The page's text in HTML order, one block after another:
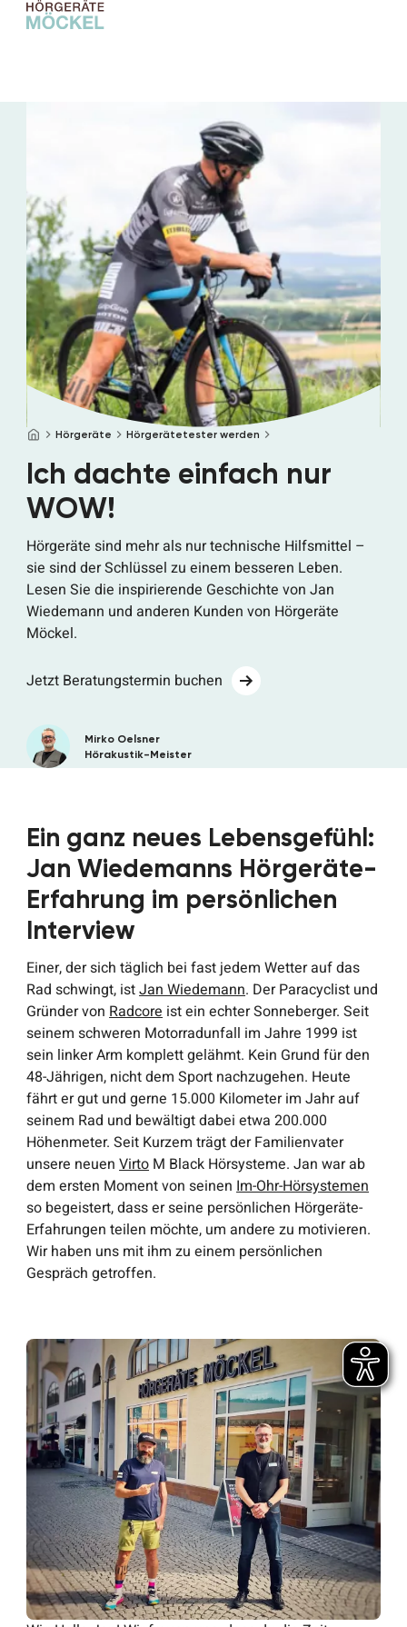
Online Hörtest
Termin vereinbaren
Startseite
Hörgeräte Hörgerätetester werden
Ich dachte einfach nur
WOW!
Hörgeräte sind mehr als nur technische Hilfsmittel –
sie sind der Schlüssel zu einem besseren Leben.
Lesen Sie die inspirierende Geschichte von Jan
Wiedemann und anderen Kunden von Hörgeräte
Möckel.
Jetzt Beratungstermin buchen
Mirko Oelsner
Hörakustik-Meister
Ein ganz neues Lebensgefühl:
Jan Wiedemanns Hörgeräte-
Erfahrung im persönlichen
Interview
Einer, der sich täglich bei fast jedem Wetter auf das
Rad schwingt, istJan Wiedemann. Der Paracyclist und
Gründer vonRadcore ist ein echter Sonneberger. Seit
seinem schweren Motorradunfall im Jahre 1999 ist
sein linker Arm komplett gelähmt. Kein Grund für den
48-Jährigen, nicht dem Sport nachzugehen. Heute
fährt er gut und gerne 15.000 Kilometer im Jahr auf
seinem Rad und bewältigt dabei etwa 200.000
Höhenmeter. Seit Kurzem trägt der Familienvater
unsere neuenVirto M Black Hörsysteme. Jan war ab
dem ersten Moment von seinenIm-Ohr-Hörsystemen
so begeistert, dass er seine persönlichen Hörgeräte-
Erfahrungen teilen möchte, um andere zu motivieren.
Wir haben uns mit ihm zu einem persönlichen
Gespräch getroffen.